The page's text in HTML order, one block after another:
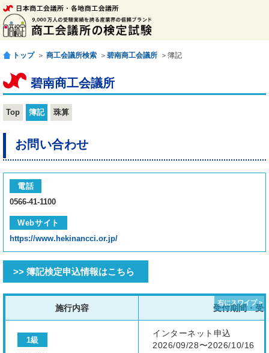
トップ ＞ 商工会議所検索 ＞ 碧南商工会議所 ＞簿記
碧南商工会議所
Top 簿記 珠算
お問い合わせ
電話
0566-41-1100
Webサイト
https://www.hekinancci.or.jp/
>> 簿記検定申込情報はこちら
施行内容 受付期間・受
1級
インターネット申込
2026/09/28〜2026/10/16